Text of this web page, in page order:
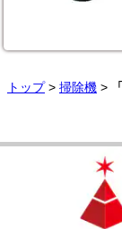
トップ> 掃除機 >